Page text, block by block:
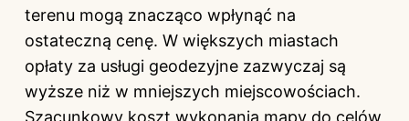
terenu mogą znacząco wpłynąć na
ostateczną cenę. W większych miastach
opłaty za usługi geodezyjne zazwyczaj są
wyższe niż w mniejszych miejscowościach.
Szacunkowy koszt wykonania mapy do celów